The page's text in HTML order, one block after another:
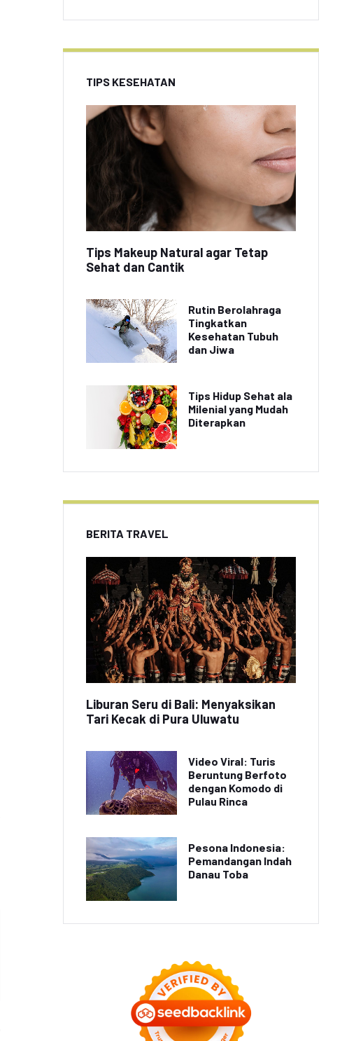
TIPS KESEHATAN
Tips Makeup Natural agar Tetap
Sehat dan Cantik
Rutin Berolahraga
Tingkatkan
Kesehatan Tubuh
dan Jiwa
Tips Hidup Sehat ala
Milenial yang Mudah
Diterapkan
BERITA TRAVEL
Liburan Seru di Bali: Menyaksikan
Tari Kecak di Pura Uluwatu
Video Viral: Turis
Beruntung Berfoto
dengan Komodo di
Pulau Rinca
Pesona Indonesia:
Pemandangan Indah
Danau Toba